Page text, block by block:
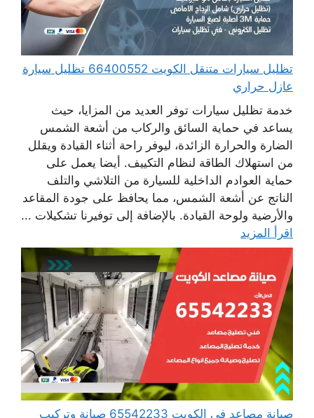
تظليل سيارات متنقل الكويت 66400552 تظليل سيارة
عازل حراري
خدمة تظليل سيارات توفر العديد من المزايا، حيث
يساعد في حماية السائق والركاب من أشعة الشمس
الضارة والحرارة الزائدة، ليوفر راحة أثناء القيادة ويقلل
من استهلاك الطاقة لنظام التكييف. أيضا يعمل على
حماية العوادم الداخلية للسيارة من التلاشي والتلف
الناتج عن أشعة الشمس، مما يحافظ على جودة المقاعد
والأرضية ولوحة القيادة. بالإضافة إلى توفيرنا تشكيلات ...
اقرأ المزيد
صيانة مصاعد في الكويت 65542233 صيانة وتركيب